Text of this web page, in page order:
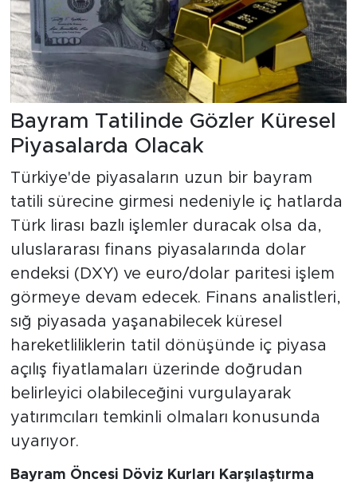
Bayram Tatilinde Gözler Küresel
Piyasalarda Olacak
Türkiye'de piyasaların uzun bir bayram
tatili sürecine girmesi nedeniyle iç hatlarda
Türk lirası bazlı işlemler duracak olsa da,
uluslararası finans piyasalarında dolar
endeksi (DXY) ve euro/dolar paritesi işlem
görmeye devam edecek. Finans analistleri,
sığ piyasada yaşanabilecek küresel
hareketliliklerin tatil dönüşünde iç piyasa
açılış fiyatlamaları üzerinde doğrudan
belirleyici olabileceğini vurgulayarak
yatırımcıları temkinli olmaları konusunda
uyarıyor.
Bayram Öncesi Döviz Kurları Karşılaştırma